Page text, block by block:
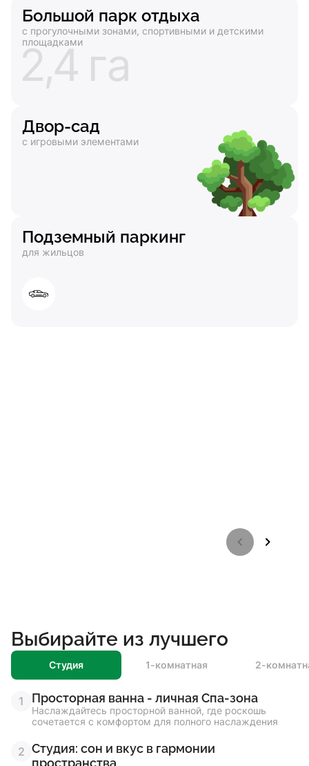
Большой парк отдыха
с прогулочными зонами, спортивными и детскими
площадками
Двор-сад
с игровыми элементами
Подземный паркинг
для жильцов
Выбирайте из лучшего
Студия 1-комнатная 2-
1 Просторная ванна - личная Спа-зона
Наслаждайтесь просторной ванной, где роскошь
сочетается с комфортом для полного наслаждения
2 Студия: сон и вкус в гармонии
пространства